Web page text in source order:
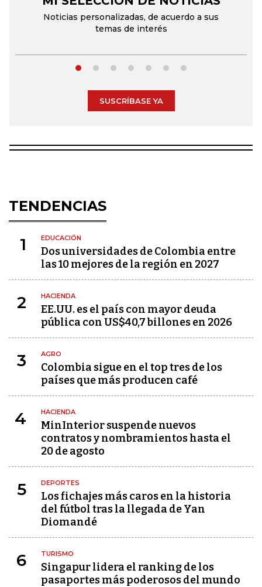
Noticias personalizadas, de acuerdo a sus
temas de interés
SUSCRÍBASE YA
TENDENCIAS
1 EDUCACIÓN
Dos universidades de Colombia entre
las 10 mejores de la región en 2027
2 HACIENDA
EE.UU. es el país con mayor deuda
pública con US$40,7 billones en 2026
3 AGRO
Colombia sigue en el top tres de los
países que más producen café
4 HACIENDA
MinInterior suspende nuevos
contratos y nombramientos hasta el
20 de agosto
5 DEPORTES
Los fichajes más caros en la historia
del fútbol tras la llegada de Yan
Diomandé
6 TURISMO
Singapur lidera el ranking de los
pasaportes más poderosos del mundo